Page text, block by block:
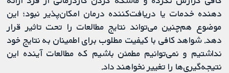
دهنده خدمات یا دریافت‌کننده درمان امکان‌پذیر نبود؛ این
موضوع هم‌چنین می‌تواند نتایج مطالعات را تحت تاثیر قرار
دهد. شواهد کافی با کیفیت مطلوب برای اطمینان به نتایج خود
نداشتیم و نمی‌توانیم مطمئن باشیم که مطالعات آینده این
نتیجه‌گیری‌ها را تغییر نخواهند داد.